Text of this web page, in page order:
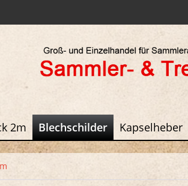
2m Blechschilder Kapselheber